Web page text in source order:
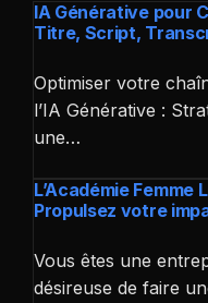
IA Générative pour
Titre, Script,
Optimiser votre
l’IA Générative :
une…
L’Académie Femme
Propulsez votre
Vous êtes une
désireuse de faire